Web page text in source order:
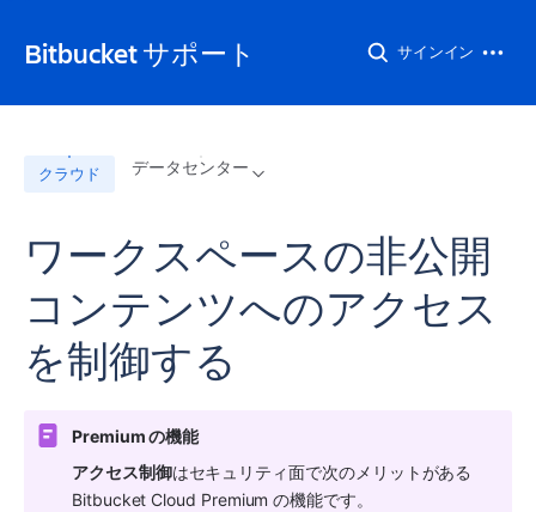
Bitbucket サポート サインイン
クラウド データセンター
ワークスペースの非公開
コンテンツへのアクセス
を制御する
Premium の機能
アクセス制御はセキュリティ面で次のメリットがある
Bitbucket Cloud Premium の機能です。